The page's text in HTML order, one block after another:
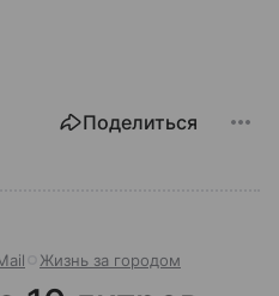
Поделиться
Жизнь за городом